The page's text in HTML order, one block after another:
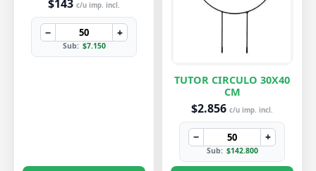
$143 c/u imp. incl.
− +
Sub: $7.150
TUTOR CIRCULO 30X40
CM
$2.856 c/u imp. incl.
− +
Sub: $142.800